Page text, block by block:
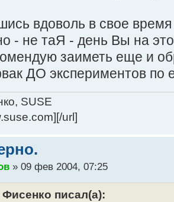
вдоволь в свое
- не таЯ - день Вы на
заиметь еще и
ДО экспериментов по
SUSE
url]
» 09 фев 2004, 07:25
писал(а):